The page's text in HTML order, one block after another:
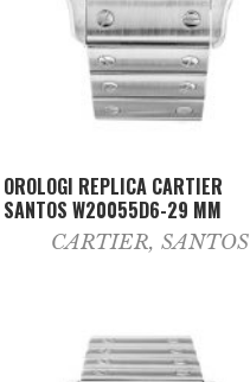
ADD TO CART
OROLOGI REPLICA CARTIER
SANTOS W20055D6-29 MM
CARTIER, SANTOS